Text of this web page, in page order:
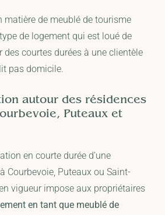
matière de meublé de tourisme
de logement qui est loué de
des courtes durées à une clientèle
pas domicile.
autour des résidences
Puteaux et
en courte durée d’une
Courbevoie, Puteaux ou Saint-
vigueur impose aux propriétaires
en tant que meublé de